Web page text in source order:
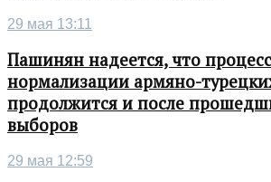
29 мая 13:11
Пашинян надеется, что процесс
нормализации армяно-
продолжится и после
выборов
29 мая 12:59